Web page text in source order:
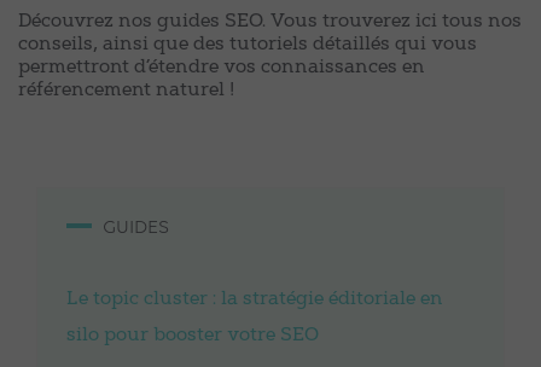
Découvrez nos guides SEO. Vous trouverez ici tous nos
conseils, ainsi que des tutoriels détaillés qui vous
permettront d’étendre vos connaissances en
référencement naturel !
GUIDES
Le topic cluster : la stratégie éditoriale en
silo pour booster votre SEO